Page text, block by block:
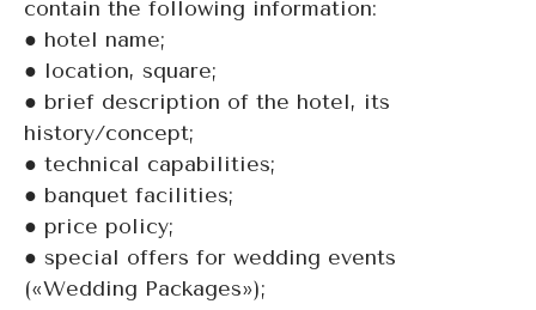
contain the following information:
● hotel name;
● location, square;
● brief description of the hotel, its
history/concept;
● technical capabilities;
● banquet facilities;
● price policy;
● special offers for wedding events
(«Wedding Packages»);